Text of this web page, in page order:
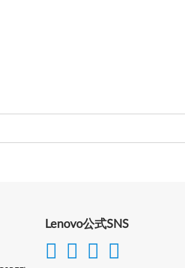
Lenovo公式SNS